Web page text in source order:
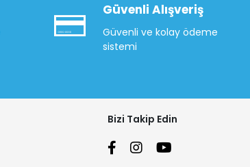
Güvenli Alışveriş
Güvenli ve kolay ödeme
sistemi
Bizi Takip Edin